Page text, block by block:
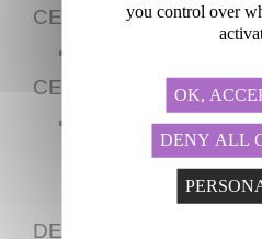
CES
CEAV
Médecine interne des
DESV
you control over
OK,
DENY ALL